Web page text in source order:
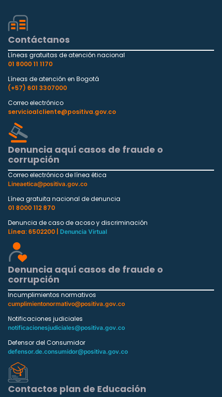
Contáctanos
Líneas gratuitas de atención nacional
01 8000 11 1170
Líneas de atención en Bogotá
(+57) 601 3307000
Correo electrónico
servicioalcliente@positiva.gov.co
Denuncia aquí casos de fraude o
corrupción
Correo electrónico de línea ética
Lineaetica@positiva.gov.co
Línea gratuita nacional de denuncia
01 8000 112 870
Denuncia de caso de acoso y discriminación
Línea: 6502200 |
Denuncia Virtual
Denuncia aquí casos de fraude o
corrupción
Incumplimientos normativos
cumplimientonormativo@positiva.gov.co
Notificaciones judiciales
notificacionesjudiciales@positiva.gov.co
Defensor del Consumidor
defensor.de.consumidor@positiva.gov.co
Contactos plan de Educación